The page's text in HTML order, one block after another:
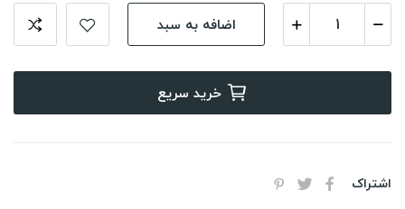
اضافه به سبد
خرید سریع
اشتراک